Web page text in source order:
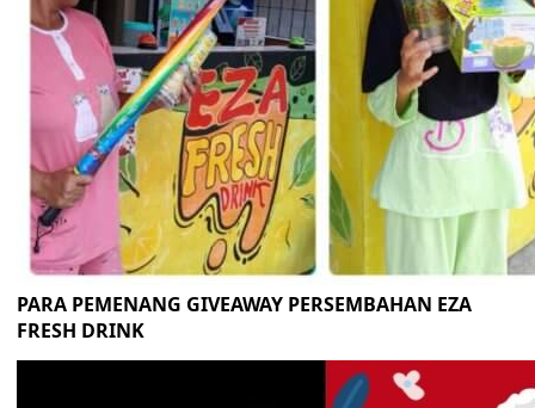
PARA PEMENANG GIVEAWAY PERSEMBAHAN EZA
FRESH DRINK